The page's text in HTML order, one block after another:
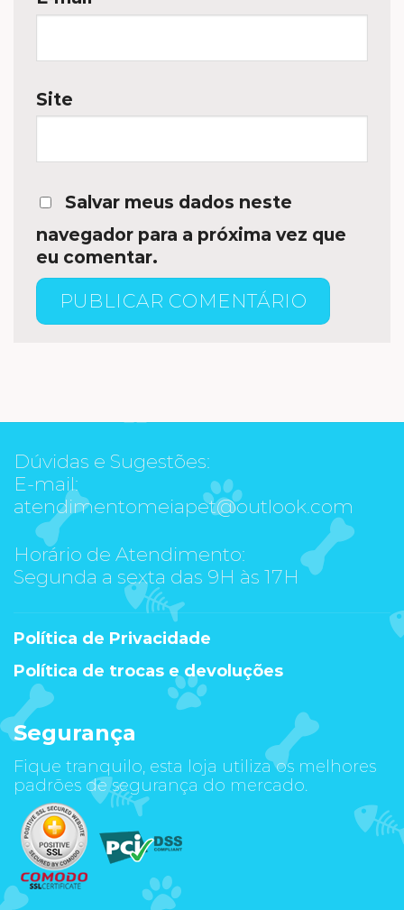
Site
Salvar meus dados neste
navegador para a próxima vez que
eu comentar.
Dúvidas e Sugestões:
E-mail:
atendimentomeiapet@outlook.com
Horário de Atendimento:
Segunda a sexta das 9H às 17H
Política de Privacidade
Política de trocas e devoluções
Segurança
Fique tranquilo, esta loja utiliza os melhores
padrões de segurança do mercado.